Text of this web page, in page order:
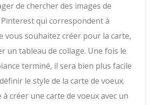
de chercher des images de
qui correspondent à
vous souhaitez créer pour la carte,
un tableau de collage. Une fois le
terminé, il sera bien plus facile
le style de la carte de voeux.
à créer une carte de voeux avec un